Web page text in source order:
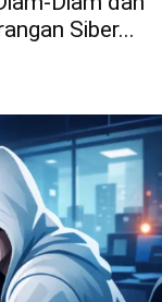
Siber...